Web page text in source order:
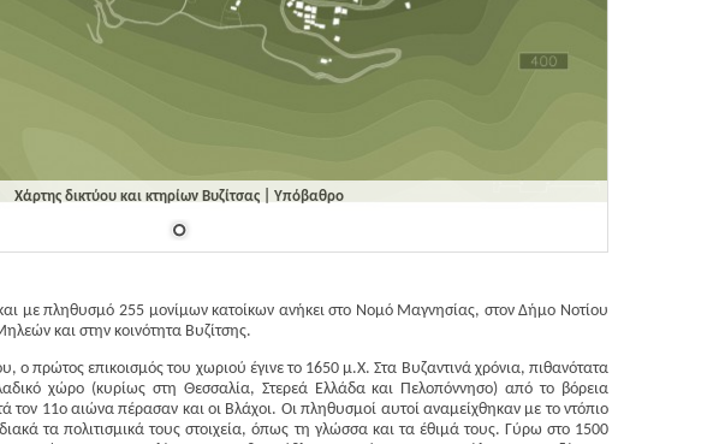
Χάρτης δικτύου και κτηρίων Βυζίτσας | Υπόβαθρο
με πληθυσμό 255 μονίμων κατοίκων ανήκει στο Νομό Μαγνησίας, στον Δήμο Νοτίου
και στην κοινότητα Βυζίτσης.
ο πρώτος επικοισμός του χωριού έγινε το 1650 μ.Χ. Στα Βυζαντινά χρόνια, πιθανότατα
χώρο (κυρίως στη Θεσσαλία, Στερεά Ελλάδα και Πελοπόννησο) από το βόρεια
τον 11ο αιώνα πέρασαν και οι Βλάχοι. Οι πληθυσμοί αυτοί αναμείχθηκαν με το ντόπιο
τα πολιτισμικά τους στοιχεία, όπως τη γλώσσα και τα έθιμά τους. Γύρω στο 1500